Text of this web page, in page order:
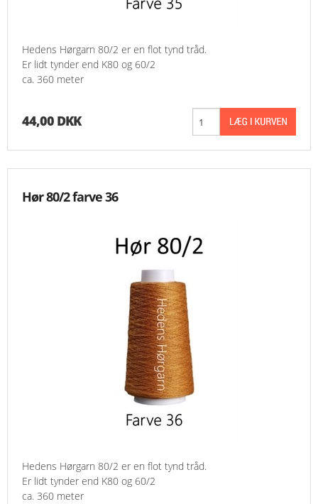
Hedens Hørgarn 80/2 er en flot tynd tråd.
Er lidt tynder end K80 og 60/2
ca. 360 meter
44,00 DKK
Hør 80/2 farve 36
Hedens Hørgarn 80/2 er en flot tynd tråd.
Er lidt tynder end K80 og 60/2
ca. 360 meter